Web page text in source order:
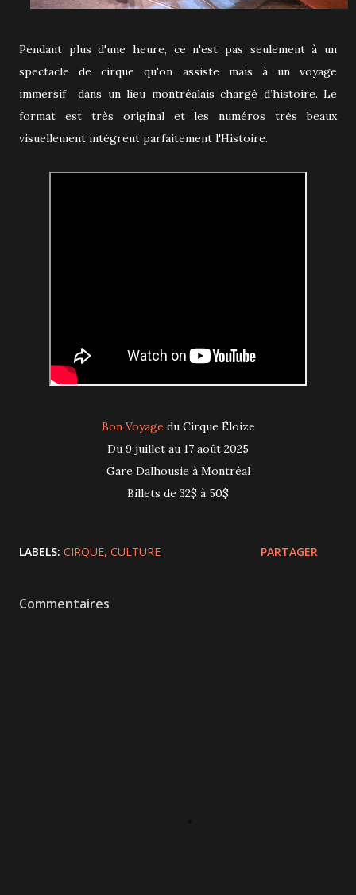
Pendant plus d'une heure, ce n'est pas seulement à un
spectacle de cirque qu'on assiste mais à un voyage
immersif dans un lieu montréalais chargé d’histoire. Le
format est très original et les numéros très beaux
visuellement intègrent parfaitement l'Histoire.
Bon Voyage du Cirque Éloize
Du 9 juillet au 17 août 2025
Gare Dalhousie à Montréal
Billets de 32$ à 50$
LABELS: CIRQUE CULTURE PARTAGER
Commentaires